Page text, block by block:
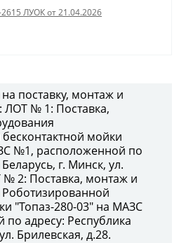
ЛУОК от 21.04.2026
поставку, монтаж и
№ 1: Поставка,
мойки
№1, расположенной по
г. Минск, ул.
2: Поставка, монтаж и
"Топаз-280-03" на МАЗС
адресу: Республика
Брилевская, д.28.